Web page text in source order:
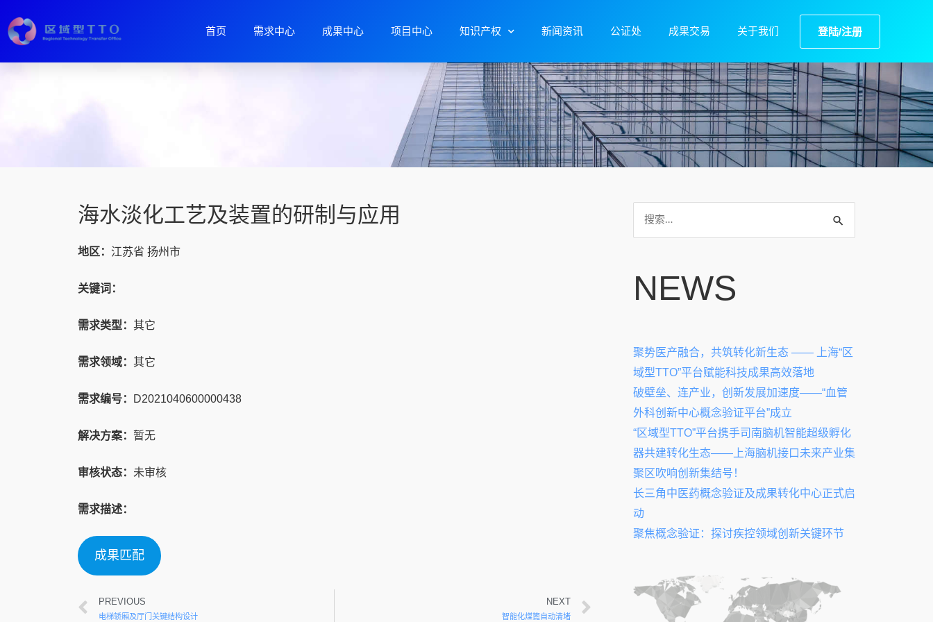
首页 需求中心 成果中心 项目中心 知识产权 新闻资讯 公证处 成果交易 关于我们 登陆/注册
海水淡化工艺及装置的研制与应用
地区： 江苏省 扬州市
关键词：
需求类型： 其它
需求领域： 其它
需求编号： D2021040600000438
解决方案： 暂无
审核状态： 未审核
需求描述：
成果匹配
PREVIOUS
电梯轿厢及厅门关键结构设计
NEXT
智能化煤篦自动清堵
NEWS
聚势医产融合，共筑转化新生态 —— 上海“区
域型TTO”平台赋能科技成果高效落地
破壁垒、连产业，创新发展加速度——“血管
外科创新中心概念验证平台”成立
“区域型TTO”平台携手司南脑机智能超级孵化
器共建转化生态——上海脑机接口未来产业集
聚区吹响创新集结号！
长三角中医药概念验证及成果转化中心正式启
动
聚焦概念验证：探讨疾控领域创新关键环节